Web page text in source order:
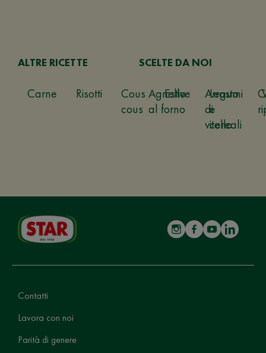
ALTRE RICETTE
Carne Risotti
Cous
cous
Estive
Legumi
e
cereali
SCELTE DA NOI
Agnello
al forno
Arrosto
di
vitello
Contatti
Lavora con noi
Parità di genere